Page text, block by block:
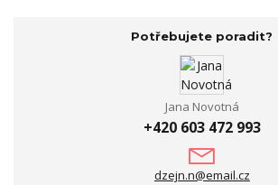
Potřebujete poradit?
Jana Novotná
+420 603 472 993
dzejn.n@email.cz